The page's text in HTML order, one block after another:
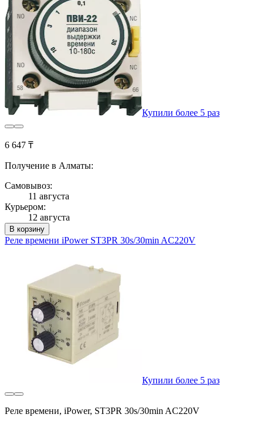
Купили более 5 раз
6 647 ₸
Получение в Алматы:
Самовывоз:
11 августа
Курьером:
12 августа
В корзину
Реле времени iPower ST3PR 30s/30min AC220V
Купили более 5 раз
Реле времени, iPower, ST3PR 30s/30min AC220V